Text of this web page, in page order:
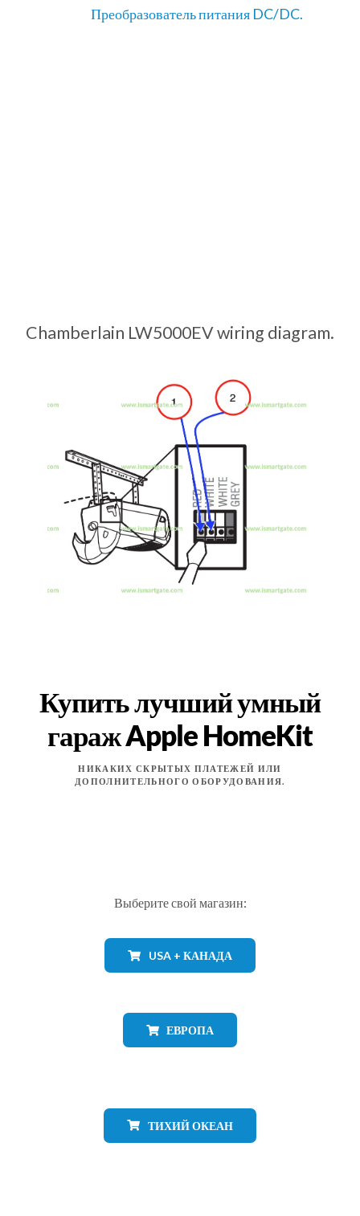
Преобразователь питания DC/DC.
Chamberlain LW5000EV wiring diagram.
Купить лучший умный
гараж Apple HomeKit
НИКАКИХ СКРЫТЫХ ПЛАТЕЖЕЙ ИЛИ
ДОПОЛНИТЕЛЬНОГО ОБОРУДОВАНИЯ.
Выберите свой магазин:
USA + КАНАДА
ЕВРОПА
ТИХИЙ ОКЕАН